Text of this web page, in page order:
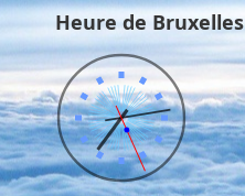
Heure de Bruxelles